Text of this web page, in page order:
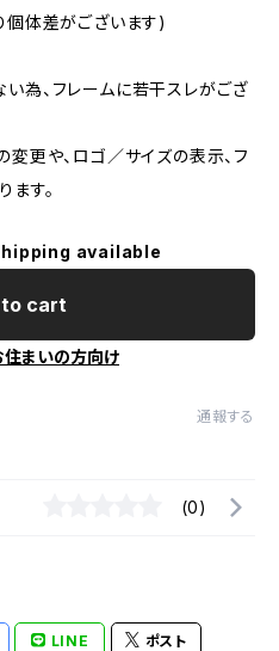
個体差がございます)
為、フレームに若干スレがござ
更や、ロゴ／サイズの表示、フ
ます。
available
cart
まいの方向け
通報する
(0)
LINE ポスト